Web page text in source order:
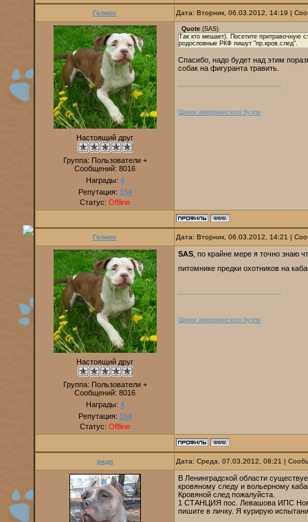
Гелиос Дата: Вторник, 06.03.2012, 14:19 |
Настоящий друг
Группа: Пользователи +
Сообщений: 8016
Награды: 4
Репутация: 154
Статус: Offline
Quote (SAS)
Так кто мешает). Посетите притравочную
родословные РКФ пишут "пр.кров.след".
Спасибо, надо будет над этим
собак на фигуранта травить.
Щенки американского булли
Гелиос Дата: Вторник, 06.03.2012, 14:21 |
Настоящий друг
Группа: Пользователи +
Сообщений: 8016
Награды: 4
Репутация: 154
Статус: Offline
SAS , по крайне мере я точно знаю
питомнике предки охотников на
Щенки американского булли
рада Дата: Среда, 07.03.2012, 08:21 |
В Ленинградской области
кровяному следу и вольерному
Кровяной след пожалуйста.
1 СТАНЦИЯ пос. Левашова ИПС
пишите в личку. Я курирую